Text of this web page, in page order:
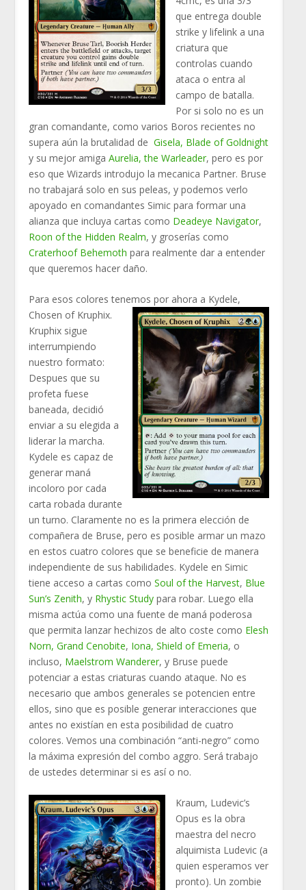
que entrega double
strike y lifelink a una
criatura que
controlas cuando
ataca o entra al
campo de batalla.
Por si solo no es un
gran comandante, como varios Boros recientes no
supera aún la brutalidad de Gisela, Blade of Goldnight
y su mejor amiga Aurelia, the Warleader, pero es por
eso que Wizards introdujo la mecanica Partner. Bruse
no trabajará solo en sus peleas, y podemos verlo
apoyado en comandantes Simic para formar una
alianza que incluya cartas como Deadeye Navigator,
Roon of the Hidden Realm, y groserías como
Craterhoof Behemoth para realmente dar a entender
que queremos hacer daño.
Para esos colores tenemos por ahora a Kydele,
Chosen of Kruphix.
Kruphix sigue
interrumpiendo
nuestro formato:
Despues que su
profeta fuese
baneada, decidió
enviar a su elegida a
liderar la marcha.
Kydele es capaz de
generar maná
incoloro por cada
carta robada durante
un turno. Claramente no es la primera elección de
compañera de Bruse, pero es posible armar un mazo
en estos cuatro colores que se beneficie de manera
independiente de sus habilidades. Kydele en Simic
tiene acceso a cartas como Soul of the Harvest, Blue
Sun’s Zenith, y Rhystic Studypara robar. Luego ella
misma actúa como una fuente de maná poderosa
que permita lanzar hechizos de alto coste como Elesh
Norn, Grand Cenobite, Iona, Shield of Emeria, o
incluso, Maelstrom Wanderer, y Bruse puede
potenciar a estas criaturas cuando ataque. No es
necesario que ambos generales se potencien entre
ellos, sino que es posible generar interacciones que
antes no existían en esta posibilidad de cuatro
colores. Vemos una combinación “anti-negro” como
la máxima expresión del combo aggro. Será trabajo
de ustedes determinar si es así o no.
Kraum, Ludevic’s
Opus es la obra
maestra del necro
alquimista Ludevic (a
quien esperamos ver
pronto). Un zombie